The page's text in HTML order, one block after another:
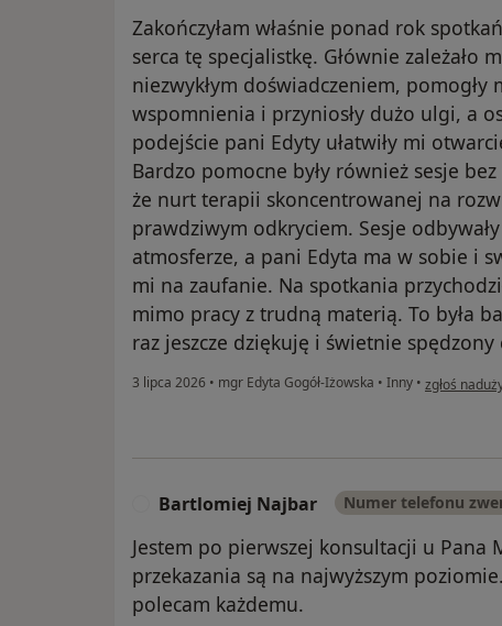
Zakończyłam właśnie ponad rok
serca tę specjalistkę. Głównie zależało
niezwykłym doświadczeniem,
wspomnienia i przyniosły dużo ulgi, a
podejście pani Edyty ułatwiły mi
Bardzo pomocne były również sesje
że nurt terapii skoncentrowanej na
prawdziwym odkryciem. Sesje
atmosferze, a pani Edyta ma w sobie i
mi na zaufanie. Na spotkania
mimo pracy z trudną materią. To była
raz jeszcze dziękuję i świetnie spędzony
3 lipca 2026 • mgr Edyta Gogół-Iżowska • Inny • w opinii
zgłoś
Bartlomiej Najbar Numer telefonu
Jestem po pierwszej konsultacji u Pana
przekazania są na najwyższym
polecam każdemu.